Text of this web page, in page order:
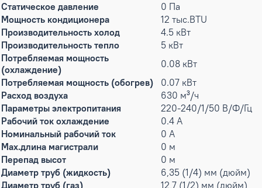
Статическое давление
0 Па
Мощность кондиционера
12 тыс.BTU
Производительность холод
4.5 кВт
Производительность тепло
5 кВт
Потребляемая мощность
(охлаждение)
0.08 кВт
Потребляемая мощность (обогрев)
0.07 кВт
Расход воздуха
630 м³/ч
Параметры электропитания
220-240/1/50 В/Ф/Гц
Рабочий ток охлаждение
0.4 А
Номинальный рабочий ток
0 А
Max.длина магистрали
0 м
Перепад высот
0 м
Диаметр труб (жидкость)
6,35 (1/4) мм (дюйм)
Диаметр труб (газ)
12,7 (1/2) мм (дюйм)